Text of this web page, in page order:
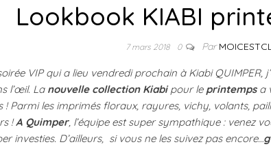
Lookbook KIABI
7 mars 2018 0 Par
VIP qui a lieu vendredi prochain à Kiabi QUIMPER,
l’œil. La nouvelle collection Kiabipour le printempsa
! Parmi les imprimés floraux, rayures, vichy, volants,
!A Quimper, l’équipe est super sympathique : venez
investies. D’ailleurs, si vous ne les suivez pas encore…